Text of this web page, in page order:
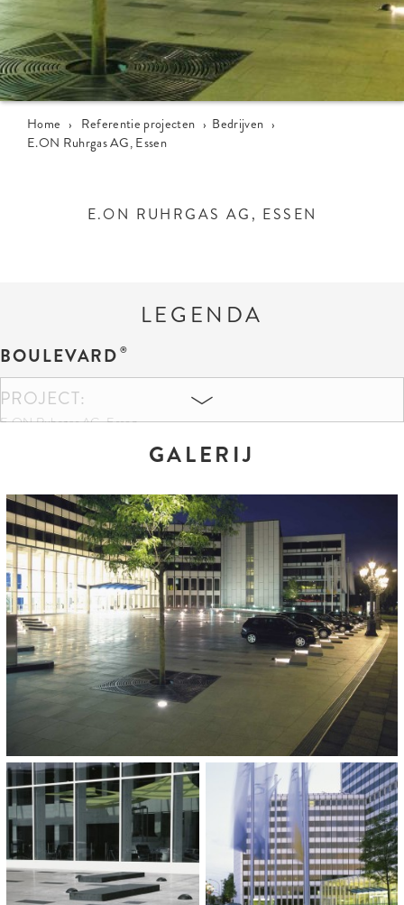
Home › Referentie projecten › Bedrijven ›
E.ON Ruhrgas AG, Essen
E.ON RUHRGAS AG, ESSEN
LEGENDA
BOULEVARD
PROJECT:
E.ON Ruhrgas AG, Essen
KLEUREN EN FORMATEN:
Grassano
Nardo
OPDRACHTGEVER:
E.ON Ruhrgas AG, Essen
HOEVEELHEID:
2.000 m²
GALERIJ